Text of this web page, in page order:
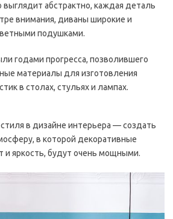
абстрактно, каждая деталь
внимания, диваны широкие и
подушками.
годами прогресса, позволившего
материалы для изготовления
в столах, стульях и лампах.
в дизайне интерьера — создать
в которой декоративные
и яркость, будут очень мощными.